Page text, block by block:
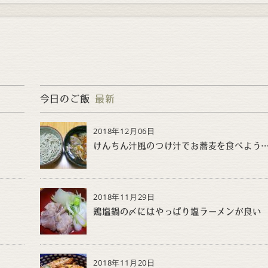
今日のご飯 最新
2018年12月06日
けんちん汁風のつけ汁でお蕎麦
2018年11月29日
鶏塩鍋の〆にはやっぱり塩ラーメンが良い
2018年11月20日